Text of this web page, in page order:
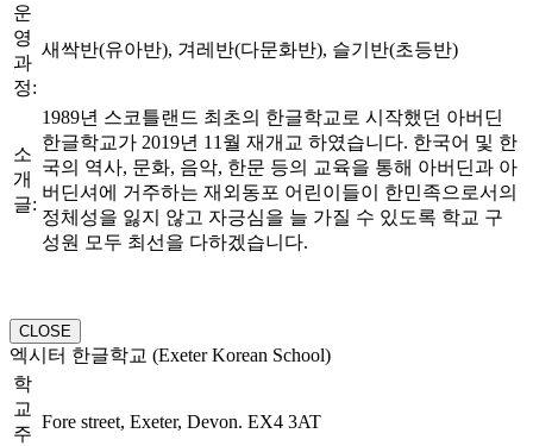
운
영
과
정:
새싹반(유아반), 겨레반(다문화반), 슬기반(초등반)
소
개
글:
1989년 스코틀랜드 최초의 한글학교로 시작했던 아버딘
한글학교가 2019년 11월 재개교 하였습니다. 한국어 및 한
국의 역사, 문화, 음악, 한문 등의 교육을 통해 아버딘과 아
버딘셔에 거주하는 재외동포 어린이들이 한민족으로서의
정체성을 잃지 않고 자긍심을 늘 가질 수 있도록 학교 구
성원 모두 최선을 다하겠습니다.
CLOSE
엑시터 한글학교 (Exeter Korean School)
학
교
주
Fore street, Exeter, Devon. EX4 3AT